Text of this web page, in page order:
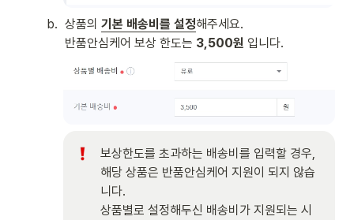
b. 상품의 기본 배송비를 설정해주세요.
반품안심케어 보상 한도는 3,500원 입니다.
보상한도를 초과하는 배송비를 입력할 경우,
해당 상품은 반품안심케어 지원이 되지 않습
니다.
상품별로 설정해두신 배송비가 지원되는 시